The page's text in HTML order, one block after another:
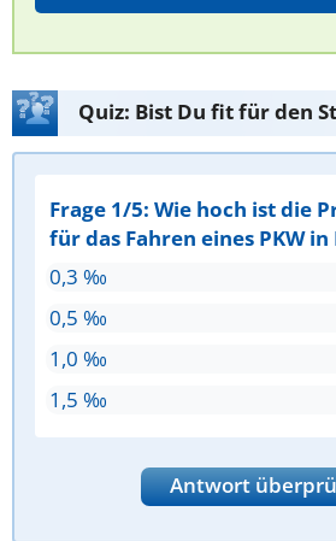
Quiz: Bist Du fit für den
Frage 1/5: Wie hoch ist die
für das Fahren eines PKW
0,3 ‰
0,5 ‰
1,0 ‰
1,5 ‰
Antwort